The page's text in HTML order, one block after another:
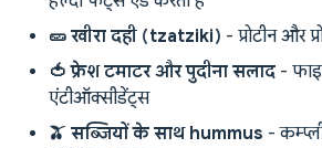
🥒 खीरा दही (tzatziki) - प्रोटीन और
🍅 फ्रेश टमाटर और पुदीना सलाद -
एंटीऑक्सीडेंट्स
🫒 सब्जियों के साथ hummus -